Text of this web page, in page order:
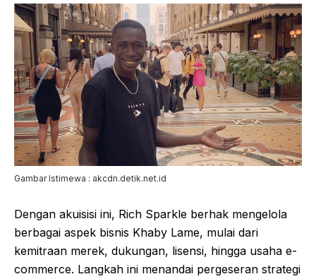
Gambar Istimewa : akcdn.detik.net.id
Dengan akuisisi ini, Rich Sparkle berhak mengelola
berbagai aspek bisnis Khaby Lame, mulai dari
kemitraan merek, dukungan, lisensi, hingga usaha e-
commerce. Langkah ini menandai pergeseran strategi